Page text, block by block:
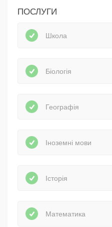
ПОСЛУГИ
Школа
Біологія
Географія
Іноземні мови
Історія
Математика